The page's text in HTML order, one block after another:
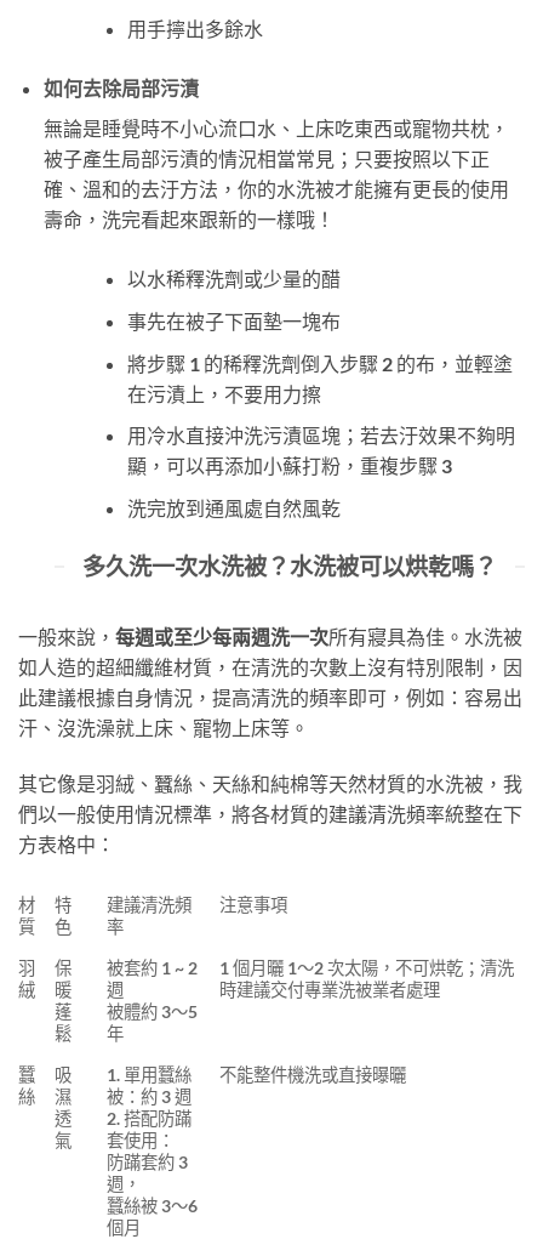
用手擰出多餘水
如何去除局部污漬
無論是睡覺時不小心流口水、上床吃東西或寵物共枕，
被子產生局部污漬的情況相當常見；只要按照以下正
確、溫和的去汙方法，你的水洗被才能擁有更長的使用
壽命，洗完看起來跟新的一樣哦！
以水稀釋洗劑或少量的醋
事先在被子下面墊一塊布
將步驟 1 的稀釋洗劑倒入步驟 2 的布，並輕塗
在污漬上，不要用力擦
用冷水直接沖洗污漬區塊；若去汙效果不夠明
顯，可以再添加小蘇打粉，重複步驟 3
洗完放到通風處自然風乾
多久洗一次水洗被？水洗被可以烘乾嗎？
一般來說， 每週或至少每兩週洗一次所有寢具為佳。水洗被
如人造的超細纖維材質，在清洗的次數上沒有特別限制，因
此建議根據自身情況，提高清洗的頻率即可，例如：容易出
汗、沒洗澡就上床、寵物上床等。
其它像是羽絨、蠶絲、天絲和純棉等天然材質的水洗被，我
們以一般使用情況標準，將各材質的建議清洗頻率統整在下
方表格中：
材
質
特
色
建議清洗頻
率
注意事項
羽
絨
保
暖
蓬
鬆
被套約 1 ~ 2
週
被體約 3～5
年
1 個月曬 1～2 次太陽，不可烘乾；清洗
時建議交付專業洗被業者處理
蠶
絲
吸
濕
透
氣
1. 單用蠶絲
被：約 3 週
2. 搭配防蹣
套使用：
防蹣套約 3
週，
蠶絲被 3～6
個月
不能整件機洗或直接曝曬